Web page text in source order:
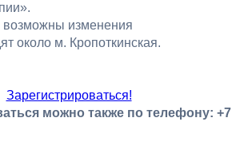
возможны изменения
около м. Кропоткинская.
Зарегистрироваться!
можно также по телефону: +7